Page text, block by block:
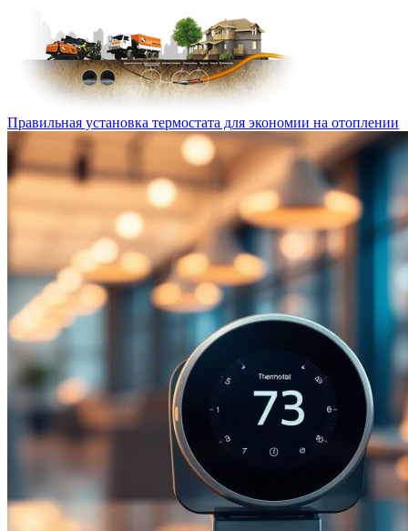
Правильная установка термостата для экономии на отоплении